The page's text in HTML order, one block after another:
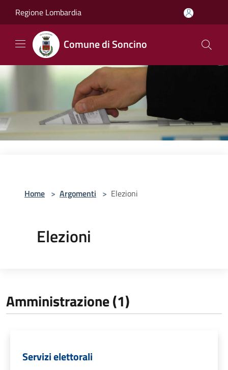
Regione Lombardia
Comune di Soncino
Home > Argomenti > Elezioni
Elezioni
Amministrazione (1)
Servizi elettorali